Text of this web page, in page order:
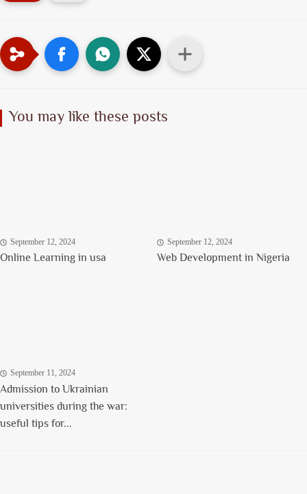
You may like these posts
September 12, 2024
Online Learning in usa
September 12, 2024
Web Development in Nigeria
September 11, 2024
Admission to Ukrainian
universities during the war:
useful tips for...